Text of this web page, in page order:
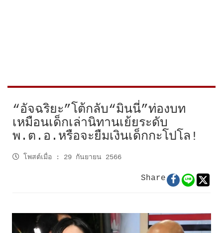
“อัจฉริยะ”โต้กลับ“มินนี่”ท่องบท
เหมือนเด็กเล่านิทานเย้ยระดับ
พ.ต.อ.หรือจะยืมเงินเด็กกะโปโล!
โพสต์เมื่อ : 29 กันยายน 2566
Share